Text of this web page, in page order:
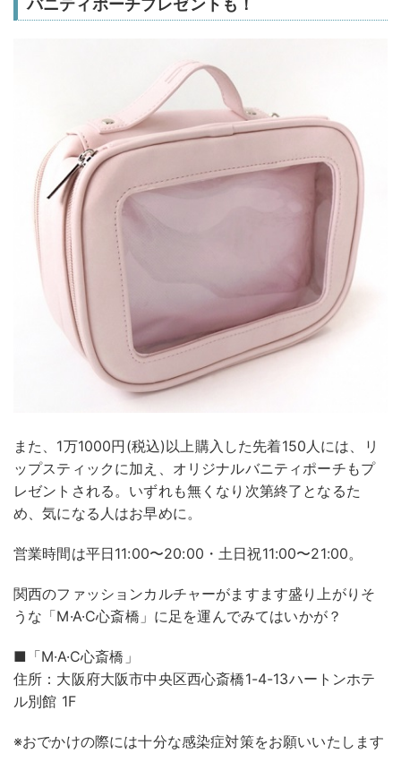
バニティポーチプレゼントも！
また、1万1000円(税込)以上購入した先着150人には、リ
ップスティックに加え、オリジナルバニティポーチもプ
レゼントされる。いずれも無くなり次第終了となるた
め、気になる人はお早めに。
営業時間は平日11:00〜20:00・土日祝11:00〜21:00。
関西のファッションカルチャーがますます盛り上がりそ
うな「M·A·C心斎橋」に足を運んでみてはいかが？
■「M·A·C心斎橋」
住所：大阪府大阪市中央区西心斎橋1-4-13ハートンホテ
ル別館 1F
※おでかけの際には十分な感染症対策をお願いいたします